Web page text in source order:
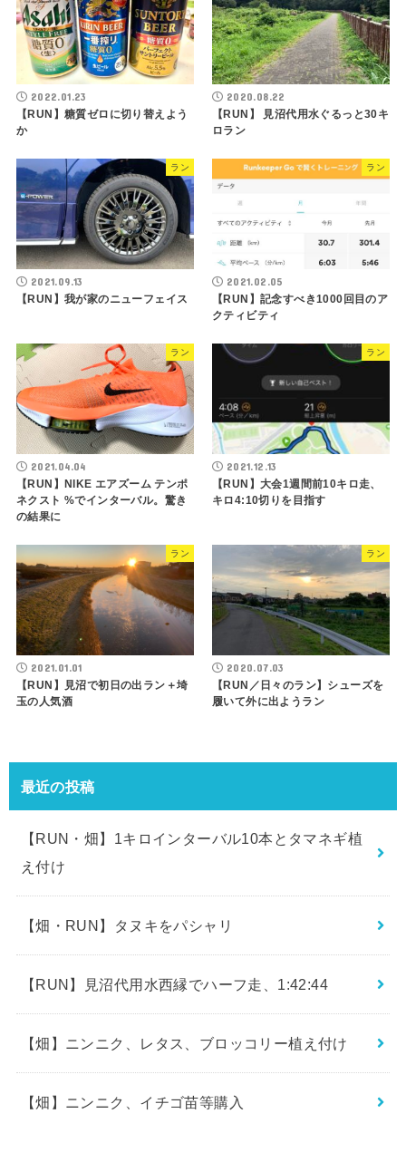
2022.01.23
【RUN】糖質ゼロに切り替えよう
か
2020.08.22
【RUN】 見沼代用水ぐるっと30キ
ロラン
ラン
2021.09.13
【RUN】我が家のニューフェイス
ラン
2021.02.05
【RUN】記念すべき1000回目のア
クティビティ
ラン
2021.04.04
【RUN】NIKE エアズーム テンポ
ネクスト %でインターバル。驚き
の結果に
ラン
2021.12.13
【RUN】大会1週間前10キロ走、
キロ4:10切りを目指す
ラン
2021.01.01
【RUN】見沼で初日の出ラン＋埼
玉の人気酒
ラン
2020.07.03
【RUN／日々のラン】シューズを
履いて外に出ようラン
最近の投稿
【RUN・畑】1キロインターバル10本とタマネギ植
え付け
【畑・RUN】タヌキをパシャリ
【RUN】見沼代用水西縁でハーフ走、1:42:44
【畑】ニンニク、レタス、ブロッコリー植え付け
【畑】ニンニク、イチゴ苗等購入